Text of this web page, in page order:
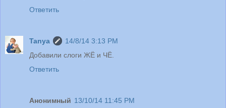
Ответить
Tanya
14/8/14 3:13 PM
Добавили слоги ЖЁ и ЧЁ.
Ответить
Анонимный 13/10/14 11:45 PM